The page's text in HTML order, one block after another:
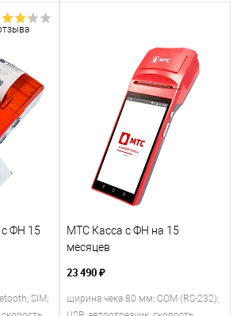
ФН 15
SIM;
МТС Касса с ФН на 15
месяцев
23 490 ₽
ширина чека 80 мм; COM (RS-232);